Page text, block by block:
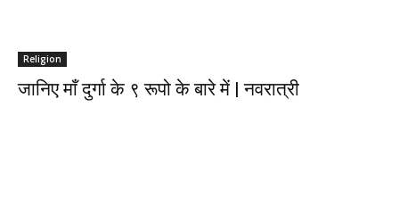
Religion
जानिए माँ दुर्गा के ९ रूपो के बारे में | नवरात्री